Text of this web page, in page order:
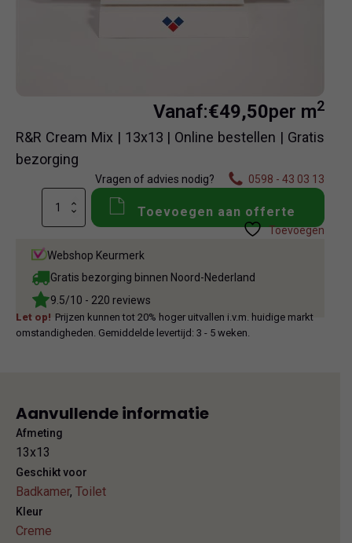
Vanaf:€49,50per m2
R&R Cream Mix | 13x13 | Online bestellen | Gratis
bezorging
Vragen of advies nodig? 0598 - 43 03 13
R&R
Mix
aantal
Toevoegen aan offerte
Toevoegen
Webshop Keurmerk
Gratis bezorging binnen Noord-Nederland
9.5/10 - 220 reviews
Let op! Prijzen kunnen tot 20% hoger uitvallen i.v.m. huidige markt
omstandigheden. Gemiddelde levertijd: 3 - 5 weken.
Aanvullende informatie
Afmeting
13x13
Geschikt voor
Badkamer, Toilet
Kleur
Creme